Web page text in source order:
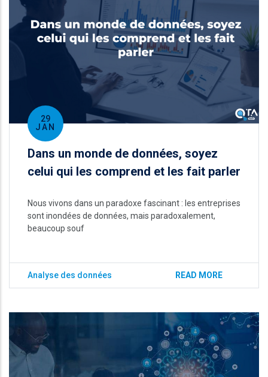
29
JAN
Dans un monde de données, soyez
celui qui les comprend et les fait parler
Nous vivons dans un paradoxe fascinant : les entreprises
sont inondées de données, mais paradoxalement,
beaucoup souf
Analyse des données READ MORE